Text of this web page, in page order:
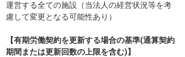
運営する全ての施設（当法人の経営状況等を考
慮して変更となる可能性あり）
【有期労働契約を更新する場合の基準(通算契約
期間または更新回数の上限を含む)】